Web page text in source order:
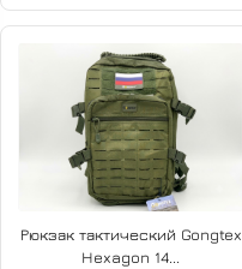
Рюкзак тактический Gongtex
Hexagon 14...